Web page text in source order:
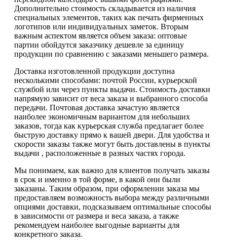
Дополнительно стоимость складывается из наличия
специальных элементов, таких как печать фирменных
логотипов или индивидуальных заметок. Вторым
важным аспектом является объем заказа: оптовые
партии обойдутся заказчику дешевле за единицу
продукции по сравнению с заказами меньшего размера.
Доставка изготовленной продукции доступна
несколькими способами: почтой России, курьерской
службой или через пункты выдачи. Стоимость доставки
напрямую зависит от веса заказа и выбранного способа
передачи. Почтовая доставка зачастую является
наиболее экономичным вариантом для небольших
заказов, тогда как курьерская служба предлагает более
быструю доставку прямо к вашей двери. Для удобства и
скорости заказы также могут быть доставлены в пункты
выдачи , расположенные в разных частях города.
Мы понимаем, как важно для клиентов получать заказы
в срок и именно в той форме, в какой они были
заказаны. Таким образом, при оформлении заказа мы
предоставляем возможность выбора между различными
опциями доставки, подсказываем оптимальные способы
в зависимости от размера и веса заказа, а также
рекомендуем наиболее выгодные варианты для
конкретного заказа.